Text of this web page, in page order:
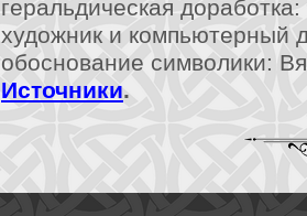
геральдическая
художник и компьютерный
обоснование символики:
Источники.